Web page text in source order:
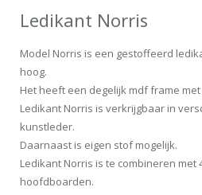
Ledikant Norris
Model Norris is een gestoffeerd
hoog.
Het heeft een degelijk mdf frame
Ledikant Norris is verkrijgbaar in
kunstleder.
Daarnaast is eigen stof mogelijk.
Ledikant Norris is te combineren met
hoofdboarden.